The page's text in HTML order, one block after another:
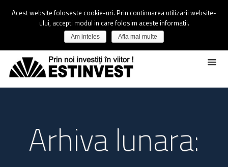
Arhiva lunara:
Acest website foloseste cookie-uri. Prin continuarea utilizarii website-
ului, accepti modul in care folosim aceste informatii.
Am inteles Afla mai multe